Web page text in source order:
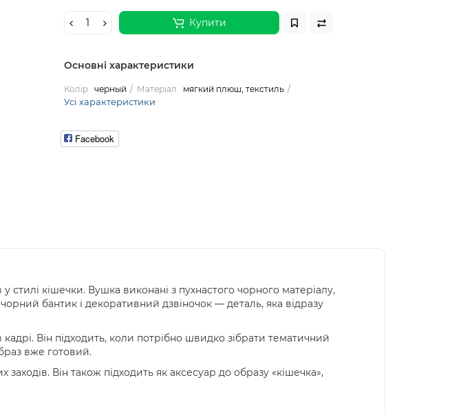
Купити
Основні характеристики
Колір черный Матеріал мягкий плюш, текстиль
Усі характеристики
Facebook
кішечки. Вушка виконані з пухнастого чорного матеріалу,
бантик і декоративний дзвіночок — деталь, яка відразу
Він підходить, коли потрібно швидко зібрати тематичний
вже готовий.
Він також підходить як аксесуар до образу «кішечка»,